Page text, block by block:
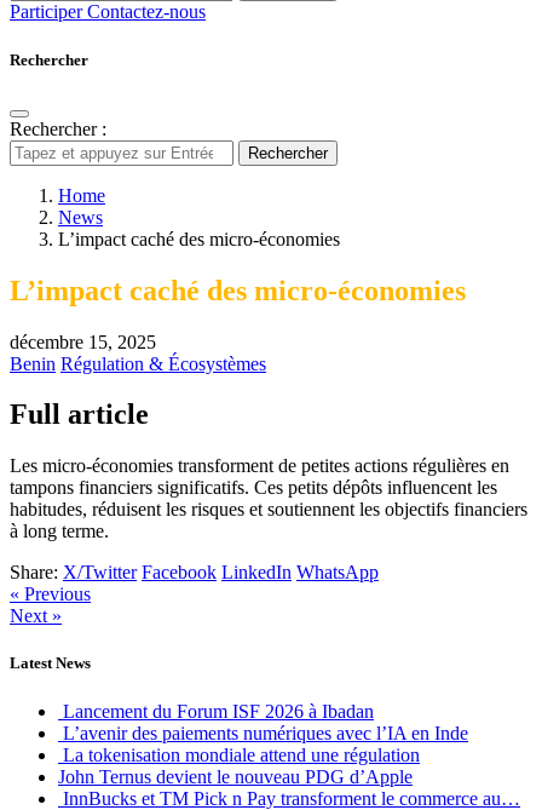
ParticiperContactez-nous
Rechercher
Rechercher :
Rechercher
Home
News
L’impact caché des micro-économies
L’impact caché des micro-économies
décembre 15, 2025
Benin Régulation & Écosystèmes
Full article
Les micro-économies transforment de petites actions régulières en
tampons financiers significatifs. Ces petits dépôts influencent les
habitudes, réduisent les risques et soutiennent les objectifs financiers
à long terme.
Share: X/Twitter Facebook LinkedIn WhatsApp
« Previous
Next »
Latest News
Lancement du Forum ISF 2026 à Ibadan
L’avenir des paiements numériques avec l’IA en Inde
La tokenisation mondiale attend une régulation
John Ternus devient le nouveau PDG d’Apple
InnBucks et TM Pick n Pay transforment le commerce au…